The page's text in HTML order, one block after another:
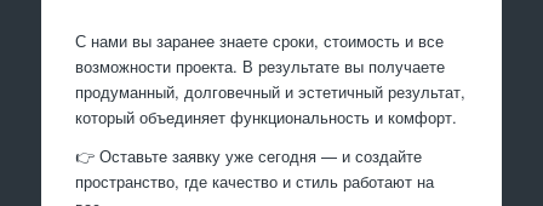
С нами вы заранее знаете сроки, стоимость и все
возможности проекта. В результате вы получаете
продуманный, долговечный и эстетичный результат,
который объединяет функциональность и комфорт.
👉 Оставьте заявку уже сегодня — и создайте
пространство, где качество и стиль работают на